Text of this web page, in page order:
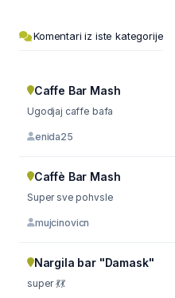
Komentari iz iste kategorije
Caffe Bar Mash
Ugodjaj caffe bafa
enida25
Caffè Bar Mash
Super sve pohvsle
mujcinovicn
Nargila bar "Damask"
super 💃💃